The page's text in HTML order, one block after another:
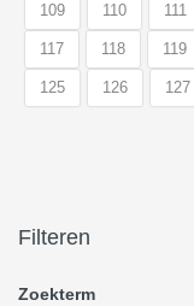
109 110 111
117 118 119
125 126 127
Filteren
Zoekterm